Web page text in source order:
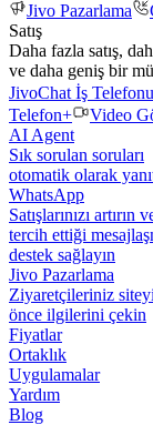
Jivo Pazarlama
Satış
Daha fazla satış,
ve daha geniş bir
JivoChat İş Telefonu
Telefon+
Video
AI Agent
Sık sorulan soruları
otomatik olarak
WhatsApp
Satışlarınızı
tercih ettiği
destek sağlayın
Jivo Pazarlama
Ziyaretçileriniz
önce ilgilerini çekin
Fiyatlar
Ortaklık
Uygulamalar
Yardım
Blog